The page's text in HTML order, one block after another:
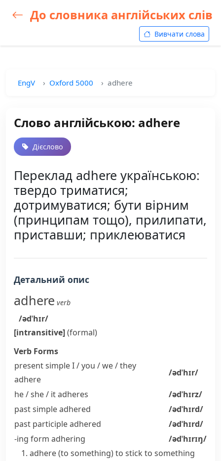
До словника англійських слів
Вивчати слова
EngV Oxford 5000 adhere
Слово англійською: adhere
Дієслово
Переклад adhere українською:
твердо триматися;
дотримуватися; бути вірним
(принципам тощо), прилипати,
приставши; приклеюватися
Детальний опис
adhere verb
/ədˈhɪr/
[intransitive](formal)
Verb Forms
present simple I / you / we / they
adhere
/ədˈhɪr/
he / she / itadheres
/ədˈhɪrz/
past simpleadhered
/ədˈhɪrd/
past participleadhered
/ədˈhɪrd/
-ing form adhering
/ədˈhɪrɪŋ/
adhere (to something)to stick to something